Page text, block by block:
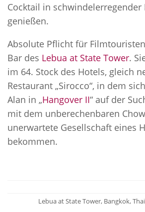
Cocktail in schwindelerregender
genießen.
Absolute Pflicht für
Bar des Lebua at State Tower.
im 64. Stock des Hotels, gleich
Restaurant „Sirocco“, in dem
Alan in „Hangover II“ auf der
mit dem unberechenbaren
unerwartete Gesellschaft eines
bekommen.
Lebua at State Tower, Bangkok,